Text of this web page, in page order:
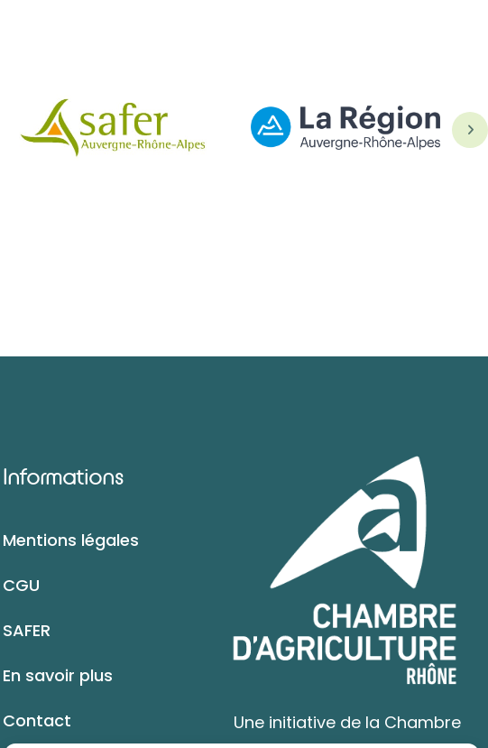
Informations
Mentions légales
CGU
SAFER
En savoir plus
Contact
Une initiative de la Chambre